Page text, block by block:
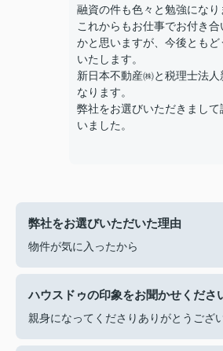
融資の件も色々と勉強になり
これからもお仕事でお付き合
かと思いますが、今後とも
いたします。
新日本不動産㈱と税理士法
なります。
弊社をお選びいただきまし
いました。
弊社をお選びいただいた理由
物件が気に入ったから
ハウスドゥの印象をお聞かせくださ
親身になってくださりありがとうござ